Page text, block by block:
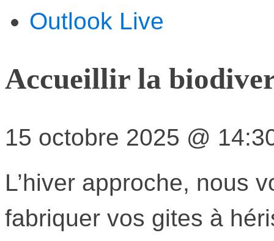
Outlook Live
Accueillir la
15 octobre 2025 @
L’hiver approche, nous
fabriquer vos gites à